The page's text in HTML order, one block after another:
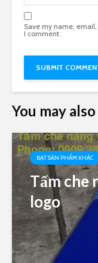
Save my name,
I comment.
You may
BẠT SẢN PHẨM KHÁC
Tấm che
logo